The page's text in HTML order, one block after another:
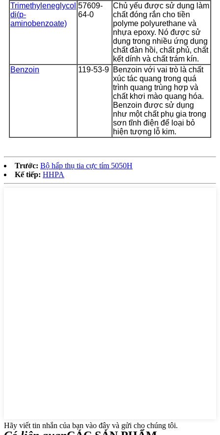
Trimethyleneglycol
di(p-
aminobenzoate)
57609-
64-0
Chủ yếu được sử dụng làm
chất đóng rắn cho tiền
polyme polyurethane và
nhựa epoxy. Nó được sử
dụng trong nhiều ứng dụng
chất đàn hồi, chất phủ, chất
kết dính và chất trám kín.
Benzoin
119-53-9 Benzoin với vai trò là chất
xúc tác quang trong quá
trình quang trùng hợp và
chất khơi mào quang hóa.
Benzoin được sử dụng
như một chất phụ gia trong
sơn tĩnh điện để loại bỏ
hiện tượng lỗ kim.
Trước: Bộ hấp thụ tia cực tím 5050H
Kế tiếp: HHPA
Hãy viết tin nhắn của bạn vào đây và gửi cho chúng tôi.